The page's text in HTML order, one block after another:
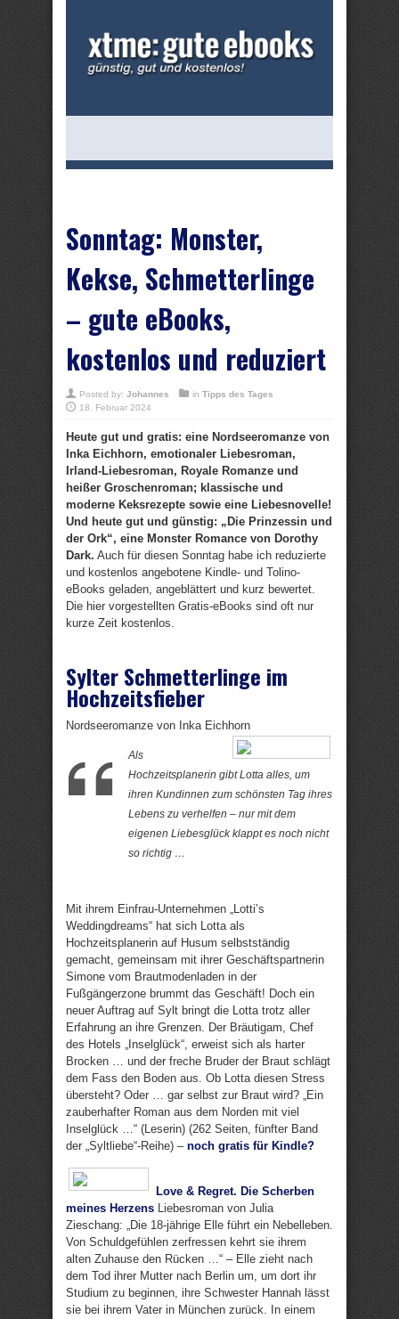
Sonntag: Monster,
Kekse, Schmetterlinge
– gute eBooks,
kostenlos und reduziert
Posted by: Johannes in Tipps des Tages
18. Februar 2024
Heute gut und gratis: eine Nordseeromanze von
Inka Eichhorn, emotionaler Liebesroman,
Irland-Liebesroman, Royale Romanze und
heißer Groschenroman; klassische und
moderne Keksrezepte sowie eine Liebesnovelle!
Und heute gut und günstig: „Die Prinzessin und
der Ork“, eine Monster Romance von Dorothy
Dark. Auch für diesen Sonntag habe ich reduzierte
und kostenlos angebotene Kindle- und Tolino-
eBooks geladen, angeblättert und kurz bewertet.
Die hier vorgestellten Gratis-eBooks sind oft nur
kurze Zeit kostenlos.
Sylter Schmetterlinge im
Hochzeitsfieber
Nordseeromanze von Inka Eichhorn
Als
Hochzeitsplanerin gibt Lotta alles, um
ihren Kundinnen zum schönsten Tag ihres
Lebens zu verhelfen – nur mit dem
eigenen Liebesglück klappt es noch nicht
so richtig …
Mit ihrem Einfrau-Unternehmen „Lotti’s
Weddingdreams“ hat sich Lotta als
Hochzeitsplanerin auf Husum selbstständig
gemacht, gemeinsam mit ihrer Geschäftspartnerin
Simone vom Brautmodenladen in der
Fußgängerzone brummt das Geschäft! Doch ein
neuer Auftrag auf Sylt bringt die Lotta trotz aller
Erfahrung an ihre Grenzen. Der Bräutigam, Chef
des Hotels „Inselglück“, erweist sich als harter
Brocken … und der freche Bruder der Braut schlägt
dem Fass den Boden aus. Ob Lotta diesen Stress
übersteht? Oder … gar selbst zur Braut wird? „Ein
zauberhafter Roman aus dem Norden mit viel
Inselglück …“ (Leserin) (262 Seiten, fünfter Band
der „Syltliebe“-Reihe) – noch gratis für Kindle?
Love & Regret. Die Scherben
meines Herzens Liebesroman von Julia
Zieschang: „Die 18-jährige Elle führt ein Nebelleben.
Von Schuldgefühlen zerfressen kehrt sie ihrem
alten Zuhause den Rücken …“ – Elle zieht nach
dem Tod ihrer Mutter nach Berlin um, um dort ihr
Studium zu beginnen, ihre Schwester Hannah lässt
sie bei ihrem Vater in München zurück. In einem